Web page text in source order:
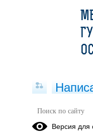
Приказ "О
форму Версия для